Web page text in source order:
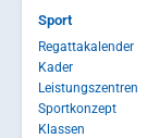
Sport
Regattakalender
Kader
Leistungszentren
Sportkonzept
Klassen